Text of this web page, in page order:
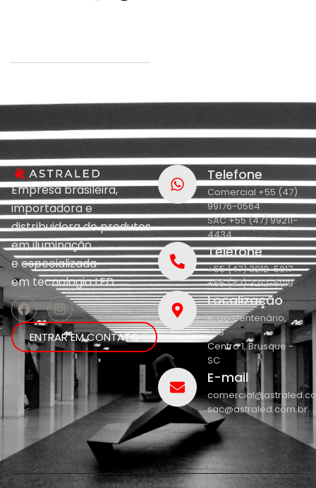
Empresa brasileira,
importadora e
distribuidora de produtos
em iluminação
eespecializada
emtecnologia LED.
ENTRAR EM CONTATO
Telefone
Comercial +55 (47)
99176-0564
SAC +55 (47) 99211-
4434
Telefone
+55 (47) 3212-5017
+55 (47) 3212-5019
Localização
R. do Centenário,
208
Centro 1, Brusque -
SC
E-mail
sac@astraled.com.br